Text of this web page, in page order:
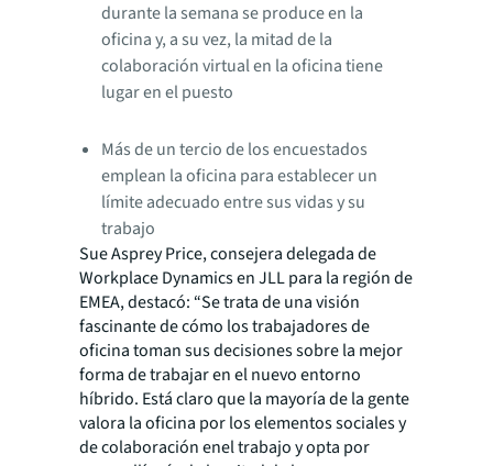
durante la semana se produce en la
oficina y, a su vez, la mitad de la
colaboración virtual en la oficina tiene
lugar en el puesto
Más de un tercio de los encuestados
emplean la oficina para establecer un
límite adecuado entre sus vidas y su
trabajo
Sue Asprey Price, consejera delegada de
Workplace Dynamics en JLL para la región de
EMEA, destacó: “Se trata de una visión
fascinante de cómo los trabajadores de
oficina toman sus decisiones sobre la mejor
forma de trabajar en el nuevo entorno
híbrido. Está claro que la mayoría de la gente
valora la oficina por los elementos sociales y
de colaboración enel trabajo y opta por